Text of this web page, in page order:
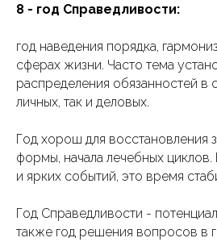
8 - год Справедливости:
год наведения порядка,
сферах жизни. Часто тема
распределения обязанностей в
личных, так и деловых.
Год хорош для восстановления
формы, начала лечебных
и ярких событий, это время
Год Справедливости -
также год решения вопросов в